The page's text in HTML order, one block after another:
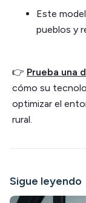
Este
pueblos y
👉 Prueba una
cómo su
optimizar el
rural.
Sigue leyendo